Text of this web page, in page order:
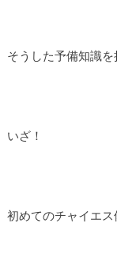
そうした予備知識を
いざ！
初めてのチャイエス